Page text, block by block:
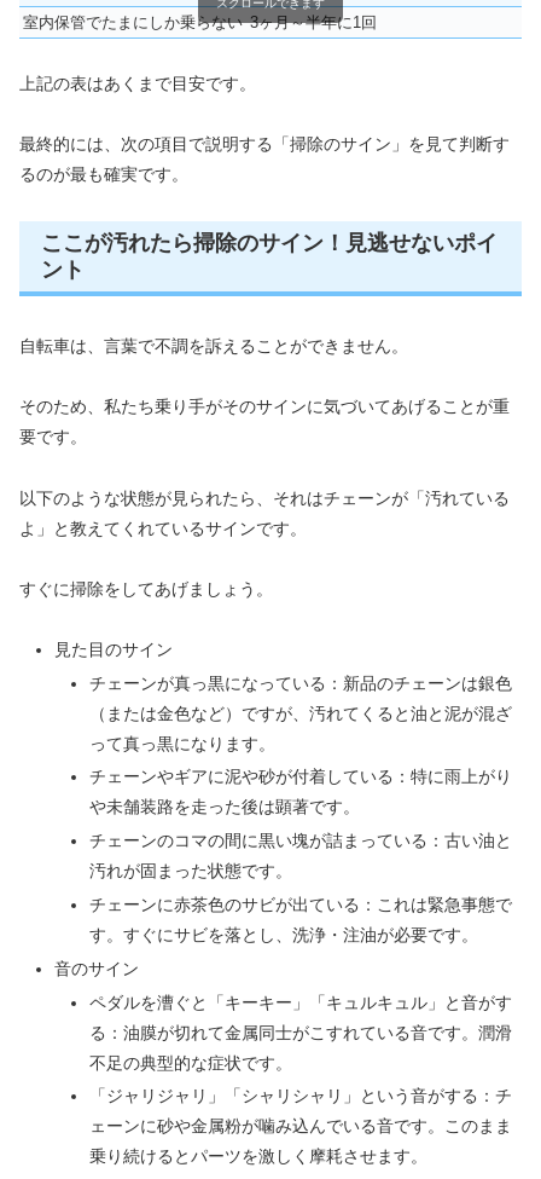
室内保管でたまにしか乗らない 3ヶ月～半年に1回
スクロールできます
上記の表はあくまで目安です。
最終的には、次の項目で説明する「掃除のサイン」を見て判断す
るのが最も確実です。
ここが汚れたら掃除のサイン！見逃せないポイ
ント
自転車は、言葉で不調を訴えることができません。
そのため、私たち乗り手がそのサインに気づいてあげることが重
要です。
以下のような状態が見られたら、それはチェーンが「汚れている
よ」と教えてくれているサインです。
すぐに掃除をしてあげましょう。
見た目のサイン
チェーンが真っ黒になっている：新品のチェーンは銀色
（または金色など）ですが、汚れてくると油と泥が混ざ
って真っ黒になります。
チェーンやギアに泥や砂が付着している：特に雨上がり
や未舗装路を走った後は顕著です。
チェーンのコマの間に黒い塊が詰まっている：古い油と
汚れが固まった状態です。
チェーンに赤茶色のサビが出ている：これは緊急事態で
す。すぐにサビを落とし、洗浄・注油が必要です。
音のサイン
ペダルを漕ぐと「キーキー」「キュルキュル」と音がす
る：油膜が切れて金属同士がこすれている音です。潤滑
不足の典型的な症状です。
「ジャリジャリ」「シャリシャリ」という音がする：チ
ェーンに砂や金属粉が噛み込んでいる音です。このまま
乗り続けるとパーツを激しく摩耗させます。